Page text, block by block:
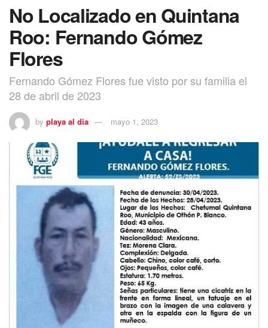
No Localizado en Quintana
Roo: Fernando Gómez
Flores
Fernando Gómez Flores fue visto por su familia el
28 de abril de 2023
by playa al dia mayo 1, 2023